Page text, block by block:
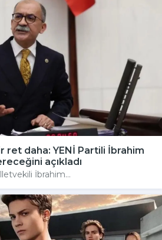
ret daha: YENİ Partili İbrahim
açıkladı
İbrahim...